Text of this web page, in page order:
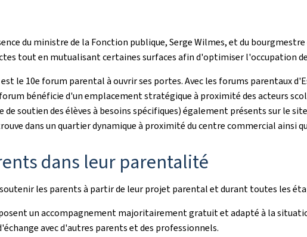
du ministre de la Fonction publique, Serge Wilmes, et du
tout en mutualisant certaines surfaces afin d'optimiser l'occupation
le 10e forum parental à ouvrir ses portes. Avec les forums parentaux
bénéficie d'un emplacement stratégique à proximité des acteurs
de soutien des élèves à besoins spécifiques) également présents sur le
dans un quartier dynamique à proximité du centre commercial ainsi
dans leur parentalité
les parents à partir de leur projet parental et durant toutes les
un accompagnement majoritairement gratuit et adapté à la
avec d'autres parents et des professionnels.